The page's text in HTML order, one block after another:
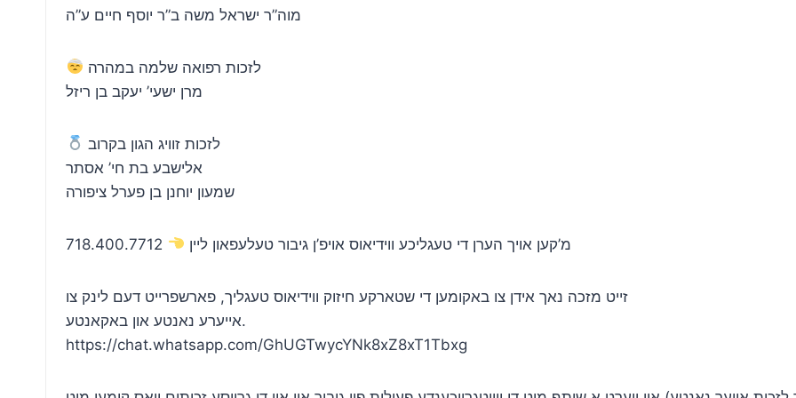
מוה”ר ישראל משה ב”ר יוסף חיים ע”ה
לזכות רפואה שלמה במהרה
מרן ישעי’ יעקב בן ריזל
לזכות זוויג הגון בקרוב
אלישבע בת חי’ אסתר
שמעון יוחנן בן פערל ציפורה
מ’קען אויך הערן די טעגליכע ווידיאוס אויפ’ן גיבור טעלעפאון ליין
זייט מזכה נאך אידן צו באקומען די שטארקע חיזוק ווידיאוס טעגליך, פארשפרייט דעם לינק צו
אייערע נאנטע און באקאנטע.
https://chat.whatsapp.com/GhUGTwycYNk8xZ8xT1Tbxg